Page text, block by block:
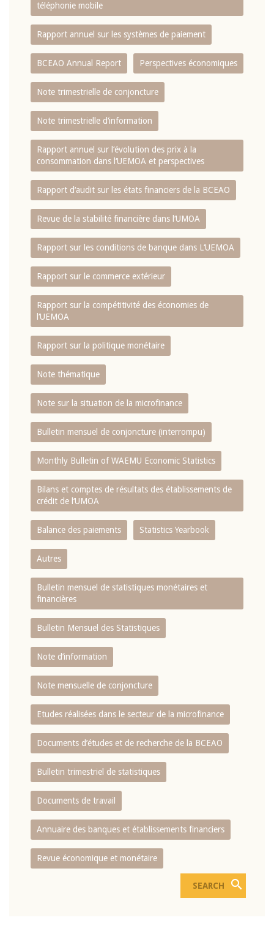
téléphonie mobile
Rapport annuel sur les systèmes de paiement
BCEAO Annual Report Perspectives économiques
Note trimestrielle de conjoncture
Note trimestrielle d‘information
Rapport annuel sur l‘évolution des prix à la
consommation dans l‘UEMOA et perspectives
Rapport d‘audit sur les états financiers de la BCEAO
Revue de la stabilité financière dans l‘UMOA
Rapport sur les conditions de banque dans L‘UEMOA
Rapport sur le commerce extérieur
Rapport sur la compétitivité des économies de
l‘UEMOA
Rapport sur la politique monétaire
Note thématique
Note sur la situation de la microfinance
Bulletin mensuel de conjoncture (interrompu)
Monthly Bulletin of WAEMU Economic Statistics
Bilans et comptes de résultats des établissements de
crédit de l‘UMOA
Balance des paiements Statistics Yearbook
Autres
Bulletin mensuel de statistiques monétaires et
financières
Bulletin Mensuel des Statistiques
Note d’information
Note mensuelle de conjoncture
Etudes réalisées dans le secteur de la microfinance
Documents d’études et de recherche de la BCEAO
Bulletin trimestriel de statistiques
Documents de travail
Annuaire des banques et établissements financiers
Revue économique et monétaire